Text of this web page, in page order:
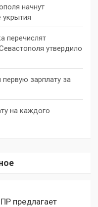
начнут
укрытия
перечислят
утвердило
зарплату за
на каждого
предлагает